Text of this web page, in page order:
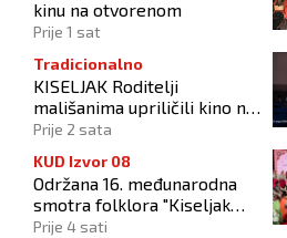
kinu na otvorenom
Prije 1 sat
Tradicionalno
KISELJAK Roditelji
mališanima upriličili kino na
otvorenom
Prije 2 sata
KUD Izvor 08
Održana 16. međunarodna
smotra folklora "Kiseljak
2026"
Prije 4 sati